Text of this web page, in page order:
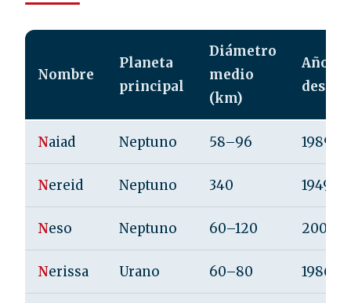
Nombre
Planeta
principal
Diámetro
medio
(km)
Año de
Naiad Neptuno 58–96 1989
Nereid Neptuno 340 1949
Neso Neptuno 60–120 2002
Nerissa Urano 60–80 1986